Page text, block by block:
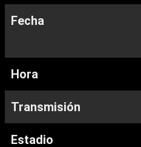
Fecha
Hora
Transmisión
Estadio